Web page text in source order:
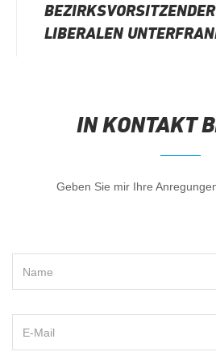
LIBERALEN
IN KONTAKT
Geben Sie mir Ihre